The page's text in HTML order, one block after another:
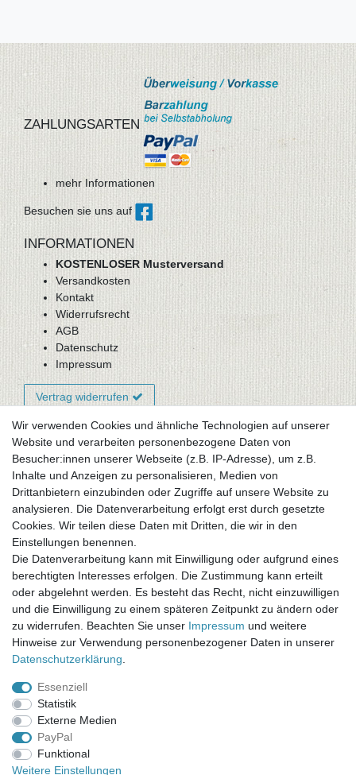
ZAHLUNGSARTEN
mehr Informationen
Besuchen sie uns auf
INFORMATIONEN
KOSTENLOSER Musterversand
Versandkosten
Kontakt
Widerrufsrecht
AGB
Datenschutz
Impressum
Vertrag widerrufen
Newsletter-Anmeldung
FAQ / Fragen
Mein Warenkorb
Mein Merkzettel
Mein Konto
UNSER LADENGESCHÄFT
Gottlieb-Daimler-Str. 10
33334 Gütersloh
ÖFFNUNGSZEITEN
Montag - Dienstag: 8.00 - 18.00 Uhr, Mittwoch Ruhetag,
Donnerstag: 8.00 - 18.00 Uhr, Freitag 8.00 - 14.00 Uhr
KUNDENSERVICE
Telefon: (05241) 403 22 38
E-Mail: info@stoffamstueck.de
Wir verwenden Cookies und ähnliche Technologien auf unserer
Website und verarbeiten personenbezogene Daten von
Besucher:innen unserer Webseite (z.B. IP-Adresse), um z.B.
Inhalte und Anzeigen zu personalisieren, Medien von
Drittanbietern einzubinden oder Zugriffe auf unsere Website zu
analysieren. Die Datenverarbeitung erfolgt erst durch gesetzte
Cookies. Wir teilen diese Daten mit Dritten, die wir in den
Einstellungen benennen.
Die Datenverarbeitung kann mit Einwilligung oder aufgrund eines
berechtigten Interesses erfolgen. Die Zustimmung kann erteilt
oder abgelehnt werden. Es besteht das Recht, nicht einzuwilligen
und die Einwilligung zu einem späteren Zeitpunkt zu ändern oder
zu widerrufen. Beachten Sie unser Impressum und weitere
Hinweise zur Verwendung personenbezogener Daten in unserer
Daten­schutz­erklärung
Essenziell
Statistik
Externe Medien
PayPal
Funktional
Weitere Einstellungen